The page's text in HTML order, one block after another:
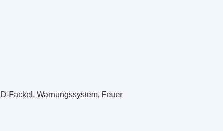
Fackel, Warnungssystem, Feuer